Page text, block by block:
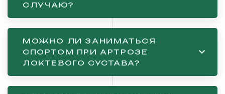
СЛУЧАЮ?
МОЖНО ЛИ ЗАНИМАТЬСЯ
СПОРТОМ ПРИ АРТРОЗЕ
ЛОКТЕВОГО СУСТАВА?